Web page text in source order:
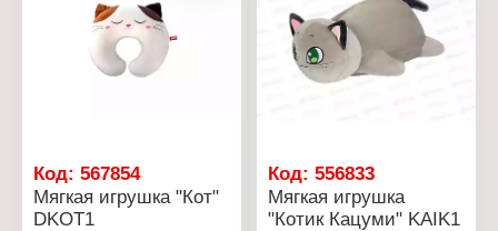
Код: 567854
Мягкая игрушка "Кот"
DKOT1
Код:556833
Мягкая игрушка
"Котик Кацуми" KAIK1